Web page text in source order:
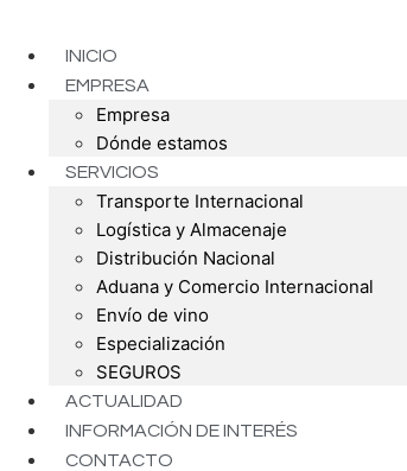
INICIO
EMPRESA
Empresa
Dónde estamos
SERVICIOS
Transporte Internacional
Logística y Almacenaje
Distribución Nacional
Aduana y Comercio Internacional
Envío de vino
Especialización
SEGUROS
ACTUALIDAD
INFORMACIÓN DE INTERÉS
CONTACTO